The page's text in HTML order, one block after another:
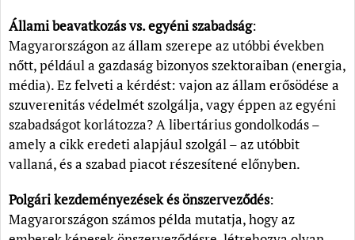
Állami beavatkozás vs. egyéni szabadság:
Magyarországon az állam szerepe az utóbbi években
nőtt, például a gazdaság bizonyos szektoraiban (energia,
média). Ez felveti a kérdést: vajon az állam erősödése a
szuverenitás védelmét szolgálja, vagy éppen az egyéni
szabadságot korlátozza? A libertárius gondolkodás –
amely a cikk eredeti alapjául szolgál – az utóbbit
vallaná, és a szabad piacot részesítené előnyben.
Polgári kezdeményezések és önszerveződés:
Magyarországon számos példa mutatja, hogy az